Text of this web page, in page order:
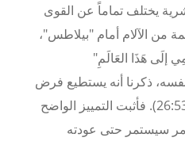
يختلف تماماً عن القوى
من الآلام أمام "بيلاطس"،
إلَى هَذَا العَالَمِ"
ذكرنا أنه يستطيع فرض
26:
). فأثبت التمييز الواضح
سيستمر حتى عودته